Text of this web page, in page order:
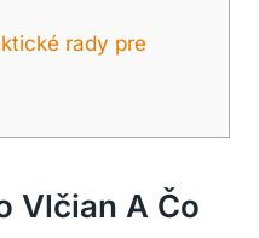
rady ⁤pre
Vlčian A⁤ Čo